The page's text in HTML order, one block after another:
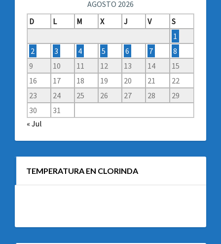
AGOSTO 2026
D
L M X J V
S
1
2
3 4 5 6 7
8
9
10 11 12 13 14
15
16
17 18 19 20 21
22
23
24 25 26 27 28
29
30
31
« Jul
TEMPERATURA EN CLORINDA